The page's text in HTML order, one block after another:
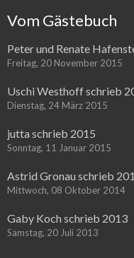
Vom Gästebuch
Peter und Renate
Freitag, 20 November 2015
Uschi Westhoff schrieb
Dienstag, 24 März 2015
jutta schrieb 2015
Sonntag, 11 Januar 2015
Astrid Gronau schrieb
Mittwoch, 08 Oktober 2014
Gaby Koch schrieb 2013
Samstag, 20 Juli 2013